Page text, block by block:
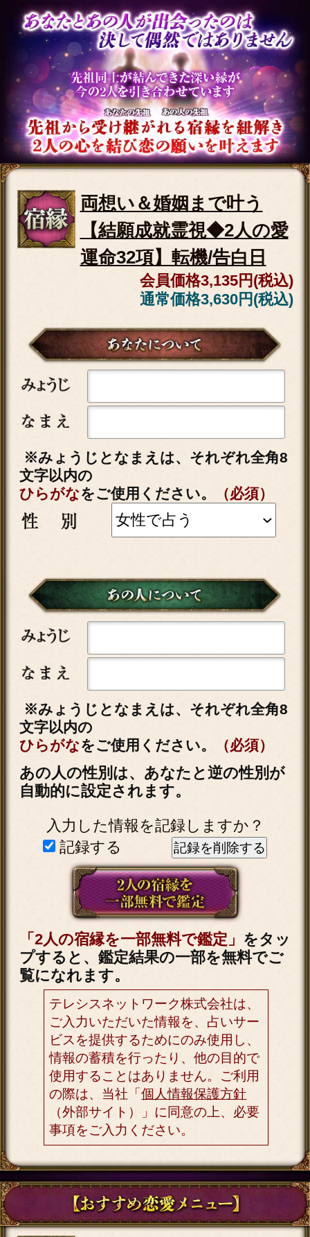
秘蔵の結願霊視【晩年ま
で暴き尽す】あなたの人
会員価格2,915円(税込)
通常価格3,410円(税込)
※みょうじとなまえは、それぞれ全角8
文字以内の
をご使用ください。（必須）
入力した情報を記録しますか？
「あなたの全人生を一部無料で鑑定」
をタップすると、鑑定結果の一部を無
料でご覧になれます。
ビスを提供するためにのみ使用し、
情報の蓄積を行ったり、他の目的で
使用することはありません。ご利用
の際は、当社「個人情報保護方針
（外部サイト）」に同意の上、必要
事項をご入力ください。